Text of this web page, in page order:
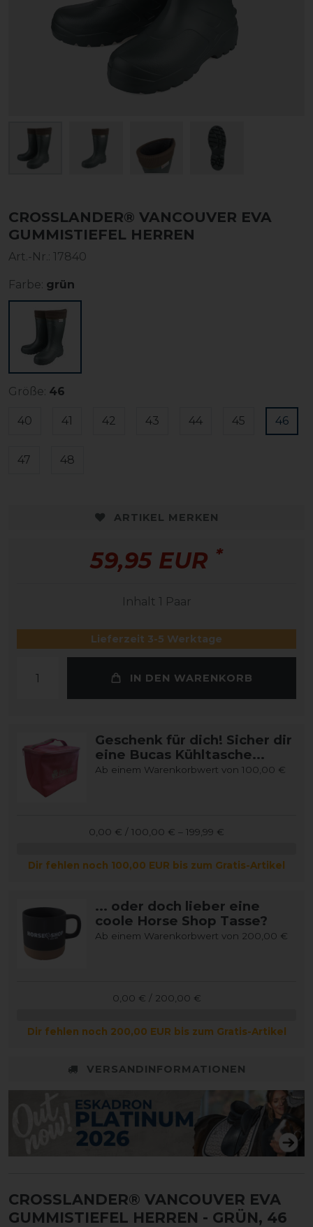
CROSSLANDER® VANCOUVER EVA
GUMMISTIEFEL HERREN
Art.-Nr.: 17840
Farbe: grün
Größe: 46
40 41 42 43 44 45 46
47 48
ARTIKEL MERKEN
59,95 EUR *
Inhalt 1 Paar
Lieferzeit 3-5 Werktage
IN DEN WARENKORB
Geschenk für dich! Sicher dir
eine Bucas Kühltasche...
Ab einem Warenkorbwert von 100,00 €
0,00 € / 100,00 € – 199,99 €
Dir fehlen noch 100,00 EUR bis zum Gratis-Artikel
... oder doch lieber eine
coole Horse Shop Tasse?
Ab einem Warenkorbwert von 200,00 €
0,00 € / 200,00 €
Dir fehlen noch 200,00 EUR bis zum Gratis-Artikel
VERSANDINFORMATIONEN
CROSSLANDER® VANCOUVER EVA
GUMMISTIEFEL HERREN - GRÜN, 46